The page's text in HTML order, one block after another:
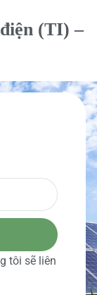
(TI) –
tôi sẽ liên